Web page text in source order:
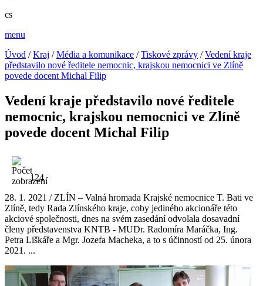
cs
menu
Úvod /Kraj /Média a komunikace /Tiskové zprávy /Vedení kraje
představilo nové ředitele nemocnic, krajskou nemocnici ve Zlíně
povede docent Michal Filip
Vedení kraje představilo nové ředitele
nemocnic, krajskou nemocnici ve Zlíně
povede docent Michal Filip
124
28. 1. 2021 / ZLÍN – Valná hromada Krajské nemocnice T. Bati ve
Zlíně, tedy Rada Zlínského kraje, coby jediného akcionáře této
akciové společnosti, dnes na svém zasedání odvolala dosavadní
členy představenstva KNTB - MUDr. Radomíra Maráčka, Ing.
Petra Liškáře a Mgr. Jozefa Macheka, a to s účinností od 25. února
2021. ...